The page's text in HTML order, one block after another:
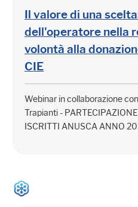
Il valore di una
dell'operatore nella
volontà alla
CIE
Webinar in collaborazione
Trapianti -
ISCRITTI ANUSCA ANNO